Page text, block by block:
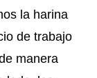
la harina
de trabajo
manera